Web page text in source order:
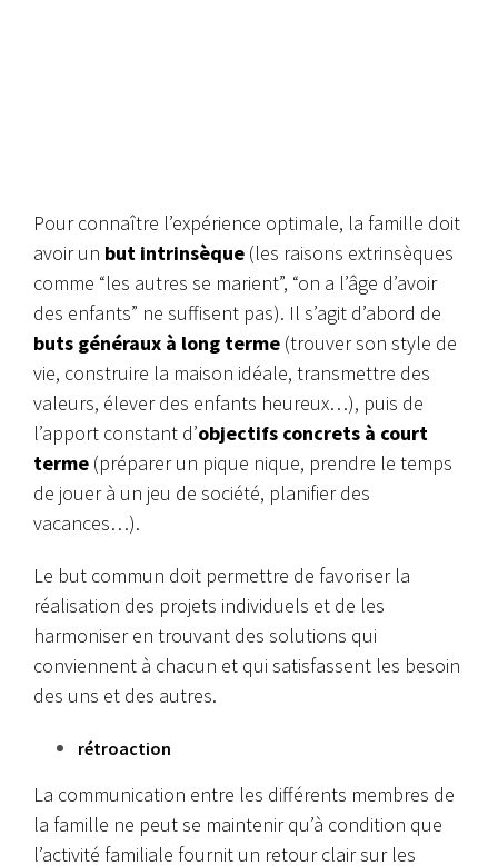
Pour connaître l’expérience optimale, la famille doit
avoir un but intrinsèque (les raisons extrinsèques
comme “les autres se marient”, “on a l’âge d’avoir
des enfants” ne suffisent pas). Il s’agit d’abord de
buts généraux à long terme (trouver son style de
vie, construire la maison idéale, transmettre des
valeurs, élever des enfants heureux…), puis de
l’apport constant d’objectifs concrets à court
terme (préparer un pique nique, prendre le temps
de jouer à un jeu de société, planifier des
vacances…).
Le but commun doit permettre de favoriser la
réalisation des projets individuels et de les
harmoniser en trouvant des solutions qui
conviennent à chacun et qui satisfassent les besoin
des uns et des autres.
rétroaction
La communication entre les différents membres de
la famille ne peut se maintenir qu’à condition que
l’activité familiale fournit un retour clair sur les